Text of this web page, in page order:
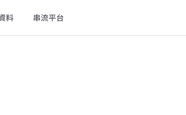
料 串流平台